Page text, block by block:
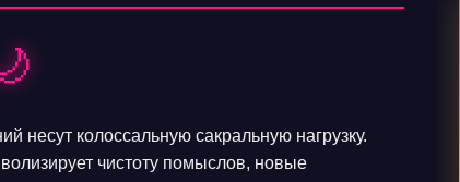
несут колоссальную сакральную нагрузку.
чистоту помыслов, новые